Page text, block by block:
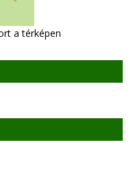
a térképen